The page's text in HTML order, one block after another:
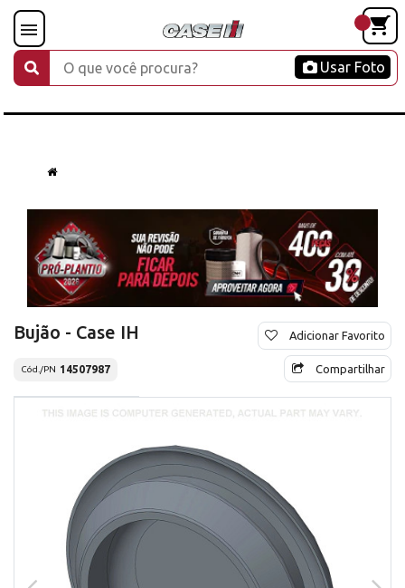
Usar Foto
Bujão - Case IH
Cód./PN 14507987
Adicionar Favorito
Compartilhar